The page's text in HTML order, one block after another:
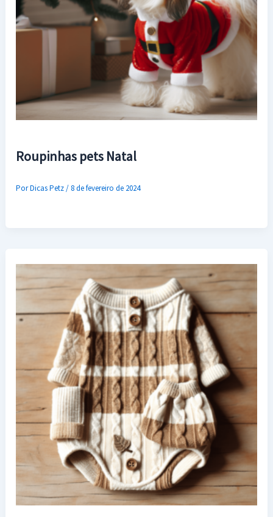
Roupinhas pets Natal
PorDicas Petz/8 de fevereiro de 2024